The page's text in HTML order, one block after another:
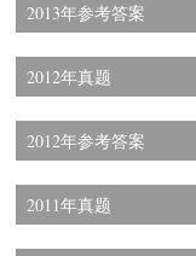
2013年参考答案
2012年真题
2012年参考答案
2011年真题